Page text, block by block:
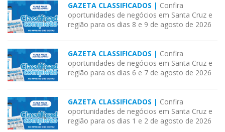
GAZETA CLASSIFICADOS | Confira
oportunidades de negócios em Santa Cruz e
região para os dias 8 e 9 de agosto de 2026
GAZETA CLASSIFICADOS | Confira
oportunidades de negócios em Santa Cruz e
região para os dias 6 e 7 de agosto de 2026
GAZETA CLASSIFICADOS | Confira
oportunidades de negócios em Santa Cruz e
região para os dias 1 e 2 de agosto de 2026